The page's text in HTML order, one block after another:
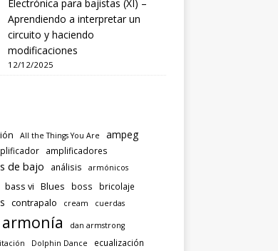
Electrónica para bajistas (XI) –
Aprendiendo a interpretar un
circuito y haciendo
modificaciones
12/12/2025
All the Things You Are ampeg
amplificadores
de bajo análisis armónicos
bass vi Blues boss
bricolaje
contrapalo cream cuerdas
dan armstrong
Dolphin Dance ecualización